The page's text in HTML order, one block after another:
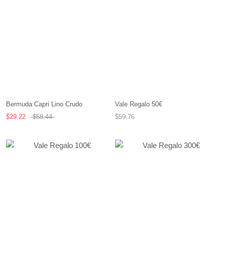
Bermuda Capri Lino Crudo
$29.22
$58.44
Vale Regalo 50€
$59.76